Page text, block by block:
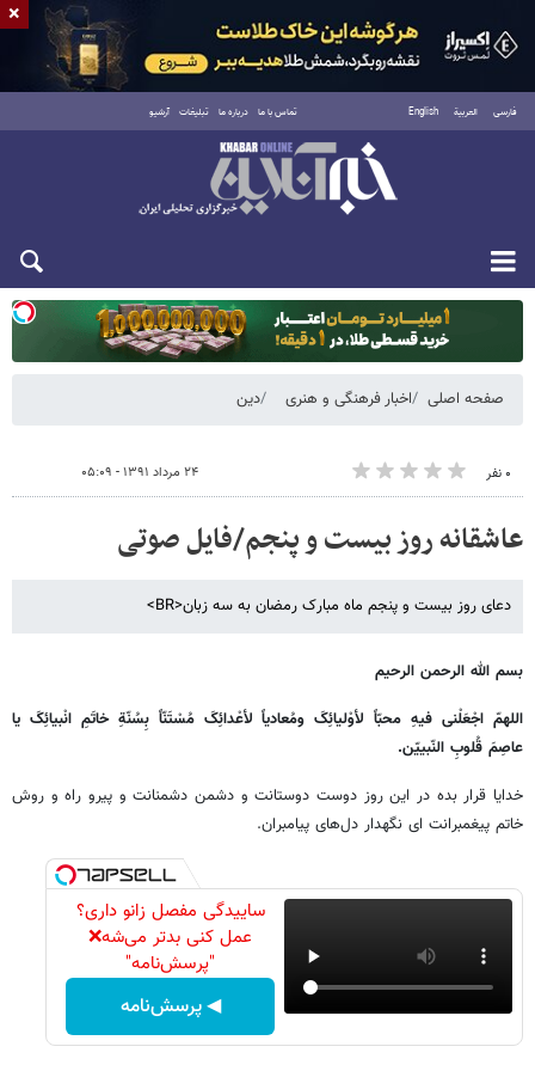
فارسی العربية English تماس با ما درباره ما تبلیغات آرشیو
یکشنبه ۱۸ مرداد ۱۴۰۵
صفحه اصلی اخبار فرهنگی و هنری دین
۰ نفر ۲۴ مرداد ۱۳۹۱ - ۰۵:۰۹
عاشقانه روز بیست و پنجم/فایل صوتی
دعاى روز بیست و پنجم ماه مبارک رمضان به سه زبان<BR>
بسم الله الرحمن الرحیم
اللهمّ اجْعَلْنی فیهِ محبّاً لأوْلیائِکَ ومُعادیاً لأعْدائِکَ مُسْتَنّاً بِسُنّةِ خاتَمِ انْبیائِکَ یا
عاصِمَ قُلوبِ النّبییّن.
خدایا قرار بده در این روز دوست دوستانت و دشمن دشمنانت و پیرو راه و روش
خاتم پیغمبرانت اى نگهدار دل‌هاى پیامبران.
ساییدگی مفصل زانو داری؟
عمل کنی بدتر می‌شه❌
"پرسش‌نامه"
◀ پرسش‌نامه
×